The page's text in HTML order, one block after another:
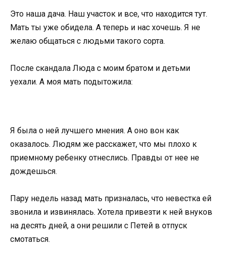
Это наша дача. Наш участок и все, что находится тут.
Мать ты уже обидела. А теперь и нас хочешь. Я не
желаю общаться с людьми такого сорта.
После скандала Люда с моим братом и детьми
уехали. А моя мать подытожила:
Я была о ней лучшего мнения. А оно вон как
оказалось. Людям же расскажет, что мы плохо к
приемному ребенку отнеслись. Правды от нее не
дождешься.
Пару недель назад мать призналась, что невестка ей
звонила и извинялась. Хотела привезти к ней внуков
на десять дней, а они решили с Петей в отпуск
смотаться.